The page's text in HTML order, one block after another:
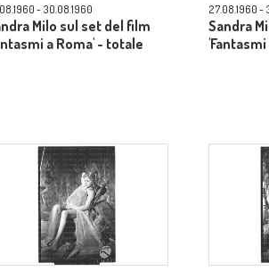
- 30.08.1960
Milo sul set del film
a Roma' - totale
27.08.1960 -
Sandra